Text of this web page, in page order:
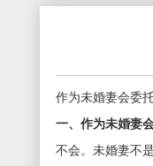
作为未婚妻会委
一、作为未婚妻
不会。未婚妻不